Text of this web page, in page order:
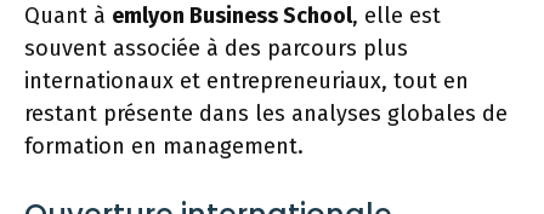
Quant à emlyon Business School, elle est
souvent associée à des parcours plus
internationaux et entrepreneuriaux, tout en
restant présente dans les analyses globales de
formation en management.